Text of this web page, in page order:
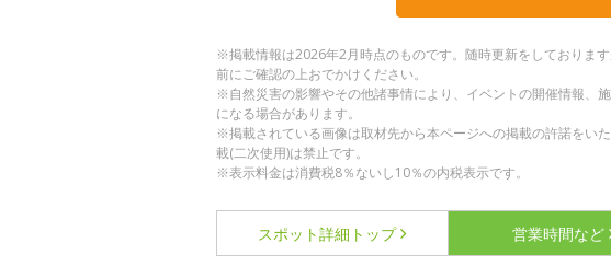
※掲載情報は2026年2月時点のものです。随時更新をしておりま
前にご確認の上おでかけください。
※自然災害の影響やその他諸事情により、イベントの開催情報、
になる場合があります。
※掲載されている画像は取材先から本ページへの掲載の許諾をい
載(二次使用)は禁止です。
※表示料金は消費税8％ないし10％の内税表示です。
スポット詳細 トップ 営業時間など